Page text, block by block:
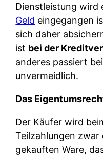
Dienstleistung
Geld eingegangen
sich daher
ist bei der
anderes passiert
unvermeidlich.
Das
Der Käufer wird
Teilzahlungen
gekauften Ware,